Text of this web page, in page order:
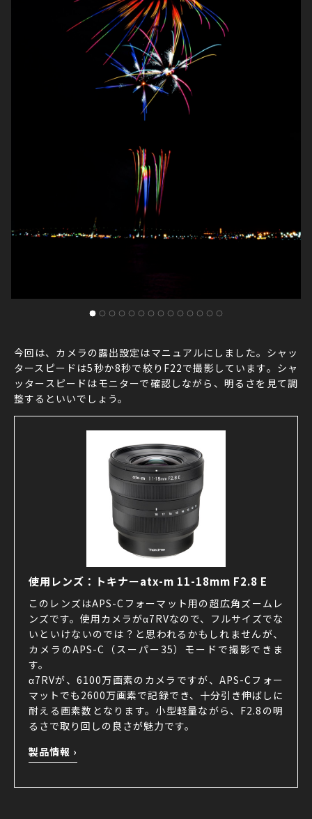
今回は、カメラの露出設定はマニュアルにしました。シャッ
タースピードは5秒か8秒で絞りF22で撮影しています。シャ
ッタースピードはモニターで確認しながら、明るさを見て調
整するといいでしょう。
使用レンズ：トキナーatx-m 11-18mm F2.8 E
このレンズはAPS-Cフォーマット用の超広角ズームレ
ンズです。使用カメラがα7RVなので、フルサイズでな
いといけないのでは？と思われるかもしれませんが、
カメラのAPS-C（スーパー35）モードで撮影できま
す。
α7RVが、6100万画素のカメラですが、APS-Cフォー
マットでも2600万画素で記録でき、十分引き伸ばしに
耐える画素数となります。小型軽量ながら、F2.8の明
るさで取り回しの良さが魅力です。
製品情報 ›